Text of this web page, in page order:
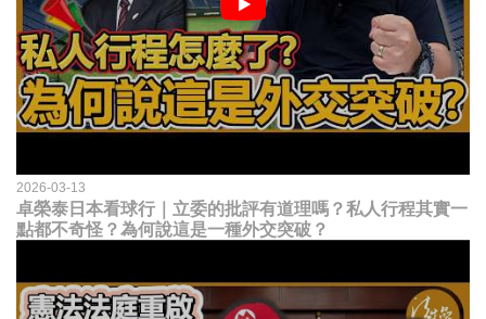
2026-03-13
卓榮泰日本看球行｜立委的批評有道理嗎？私人行程其實一
點都不奇怪？為何說這是一種外交突破？